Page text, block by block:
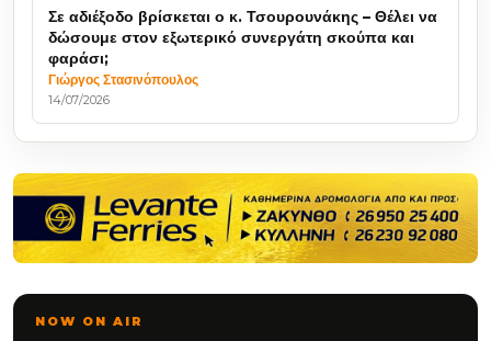
Σε αδιέξοδο βρίσκεται ο κ. Τσουρουνάκης – Θέλει να
δώσουμε στον εξωτερικό συνεργάτη σκούπα και
φαράσι;
Γιώργος Στασινόπουλος
14/07/2026
NOW ON AIR